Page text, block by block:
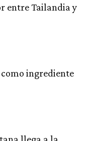
entre Tailandia y
ingrediente